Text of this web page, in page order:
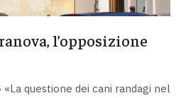
l’opposizione
«La questione dei cani randagi nel